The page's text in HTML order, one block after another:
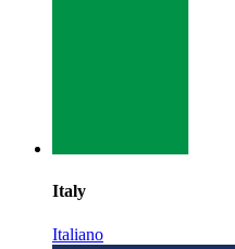
Italy
Italiano